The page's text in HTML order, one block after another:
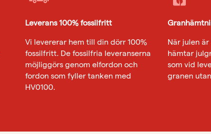
Leverans 100% fossilfritt
Vi levererar hem till din dörr 100%
fossilfritt. De fossilfria leveranserna
möjliggörs genom elfordon och
fordon som fyller tanken med
HV0100.
När julen
hämtar
som vid
granen